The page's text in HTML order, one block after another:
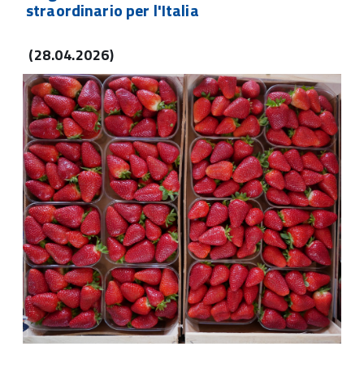
straordinario per l'Italia
(28.04.2026)